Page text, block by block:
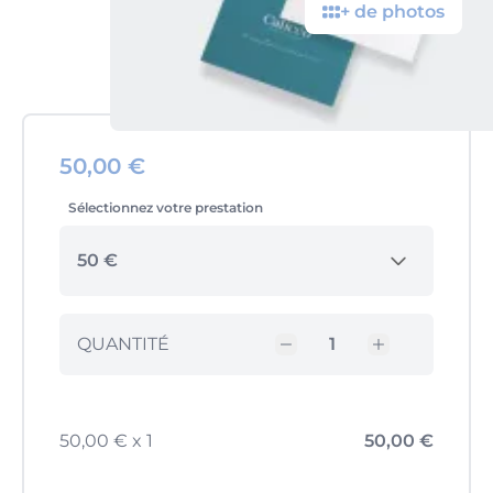
+ de photos
50,00 €
Sélectionnez votre prestation
50 €
QUANTITÉ
50,00 € x 1 50,00 €